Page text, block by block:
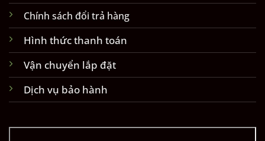
Chính sách đổi trả hàng
Hình thức thanh toán
Vận chuyển lắp đặt
Dịch vụ bảo hành